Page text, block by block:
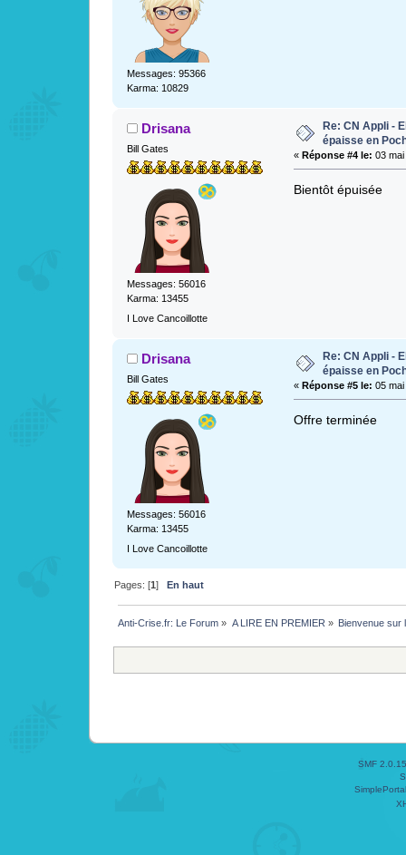
Messages: 95366
Karma: 10829
Drisana
Bill Gates
Messages: 56016
Karma: 13455
I Love Cancoillotte
Re: CN Appli -
épaisse en
« Réponse #4 le: 03
Bientôt épuisée
Drisana
Bill Gates
Messages: 56016
Karma: 13455
I Love Cancoillotte
Re: CN Appli -
épaisse en
« Réponse #5 le: 05
Offre terminée
Pages: [1]En haut
Anti-Crise.fr: Le Forum » A LIRE EN PREMIER » Bienvenue sur
SMF 2.0.15